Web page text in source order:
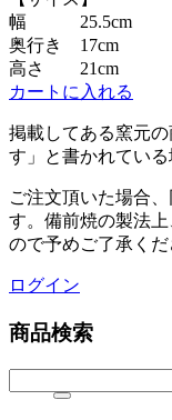
幅 25.5cm
奥行き 17cm
高さ 21cm
カートに入れる
掲載してある窯元の
す」と書かれている
ご注文頂いた場合
す。備前焼の製法
ので予めご了承くだ
ログイン
商品検索